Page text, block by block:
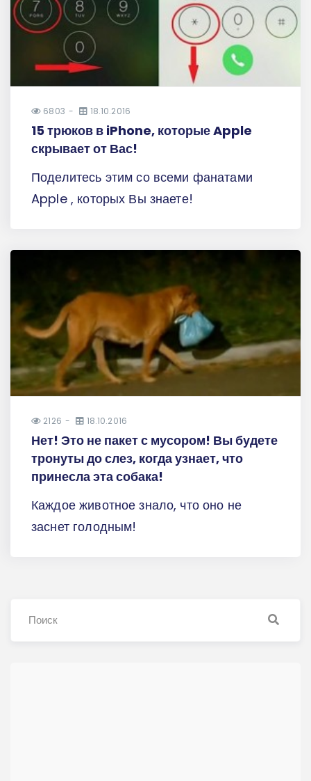
6803 18.10.2016
15 трюков в iPhone, которые Apple
скрывает от Вас!
Поделитесь этим со всеми фанатами
Apple , которых Вы знаете!
2126 18.10.2016
Нет! Это не пакет с мусором! Вы будете
тронуты до слез, когда узнает, что
принесла эта собака!
Каждое животное знало, что оно не
заснет голодным!